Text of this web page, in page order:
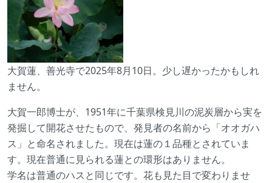
大賀蓮、善光寺で2025年8月10日。少し遅かったかもしれ
ません。
大賀一郎博士が、1951年に千葉県検見川の泥炭層から実を
発掘して開花させたもので、発見者の名前から「オオガハ
ス」と命名されました。現在は蓮の１品種とされていま
す。現在普通に見られる蓮との環形はありません。
学名は普通のハスと同じです。花も見た目で変わりませ